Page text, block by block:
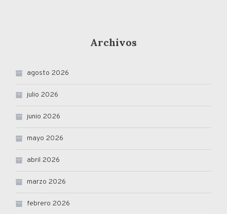
Archivos
agosto 2026
julio 2026
junio 2026
mayo 2026
abril 2026
marzo 2026
febrero 2026